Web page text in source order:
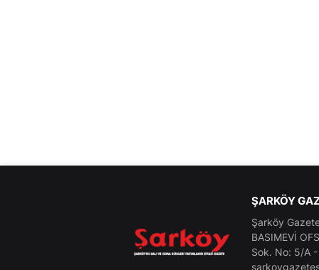
ŞARKÖY
Şarköy
BASIMEVİ
Sok. No: 5/A